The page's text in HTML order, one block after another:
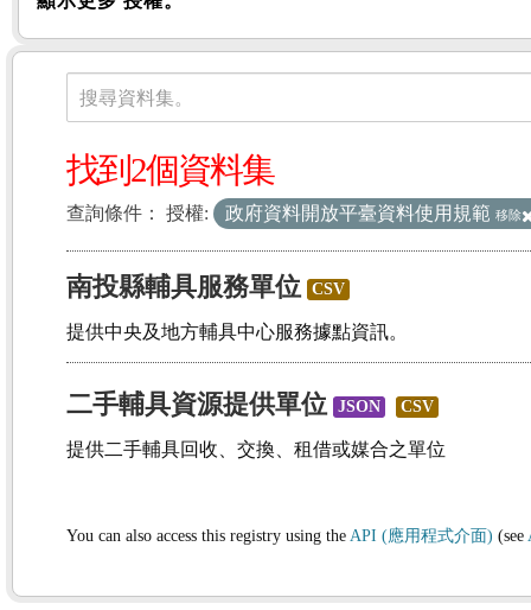
資料集
搜尋資料集。
找到2個資料集
查詢條件： 授權: 政府資料開放平臺資料使用規範 移除
南投縣輔具服務單位 CSV
提供中央及地方輔具中心服務據點資訊。
二手輔具資源提供單位 JSON CSV
提供二手輔具回收、交換、租借或媒合之單位
You can also access this registry using the API (應用程式介面) (see